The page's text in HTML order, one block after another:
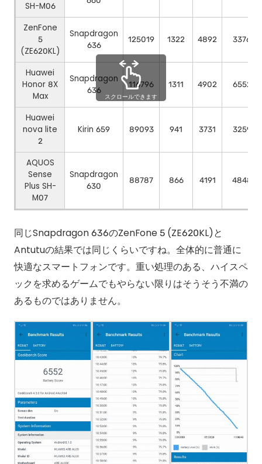
SH-M06
ZenFone
5
(ZE620KL)
Snapdragon
636
125019 1322 4892 3376
Huawei
Honor 8X
Max
Snapdragon
636
116796 1311 4902 6552
Huawei
nova lite
2
Kirin 659 89093 941 3731 3259
AQUOS
Sense
Plus SH-
M07
Snapdragon
630
88787 866 4191 4848
同じSnapdragon 636のZenFone 5 (ZE620KL)と
Antutuの結果では同じくらいですね。全体的に普通に
快適なスマートフォンです。重い処理のある、ハイスペ
ックを求めるゲームでもやらない限りはそうそう不満の
あるものではありません。